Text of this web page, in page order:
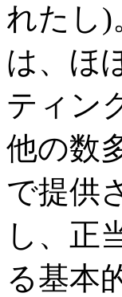
れたし)
は、ほ
ティン
他の数
で提供
し、正
る基本